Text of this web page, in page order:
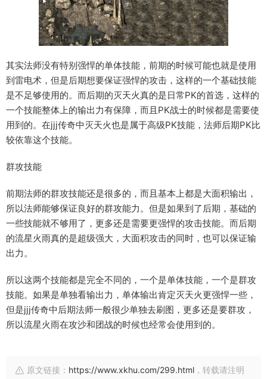
其实法师没有特别强悍的单体技能，前期的时候可能也就是使用
到雷电术，但是后期想要保证强悍的攻击，这样的一个基础技能
是不足够使用的。而后期的灭天火真的是日常PK的首选，这样的
一个技能整体上的输出力有保障，而且PK战士的时候都是需要使
用到的。在jjj传奇中灭天火也是属于高级PK技能，法师后期PK比
较依靠这个技能。
群攻技能
前期法师的群攻技能还是很多的，而且基本上都是大面积输出，
所以法师能够保证良好的群攻能力。但是如果到了后期，基础的
一些技能就不够用了，更多还是需要更强悍的攻击技能。而后期
的流星火雨真的是超级强大，大面积攻击的同时，也可以保证输
出力。
所以这两个技能都是完全不同的，一个是单体技能，一个是群攻
技能。如果是单独看输出力，单体输出肯定灭天火更强悍一些，
但是jjj传奇中后期法师一般很少单独去刷图，更多还是要群攻，
所以流星火雨在攻沙和团战的时候也经常会使用到的。
原文链接： https://www.xkhu.com/299.html ，转载请注明